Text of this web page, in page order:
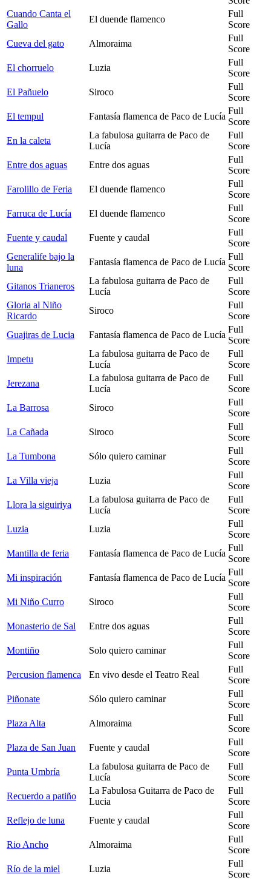
Cuando Canta el
Gallo
El duende flamenco
Full
Score
Cueva del gato
Almoraima
Full
Score
El chorruelo
Luzia
Full
Score
El Pañuelo
Siroco
Full
Score
El tempul
Fantasía flamenca de Paco de Lucía
Full
Score
En la caleta
La fabulosa guitarra de Paco de
Lucía
Full
Score
Entre dos aguas
Entre dos aguas
Full
Score
Farolillo de Feria
El duende flamenco
Full
Score
Farruca de Lucía
El duende flamenco
Full
Score
Fuente y caudal
Fuente y caudal
Full
Score
Generalife bajo la
luna
Fantasía flamenca de Paco de Lucía
Full
Score
Gitanos Trianeros
La fabulosa guitarra de Paco de
Lucía
Full
Score
Gloria al Niño
Ricardo
Siroco
Full
Score
Guajiras de Lucia
Fantasía flamenca de Paco de Lucía
Full
Score
Impetu
La fabulosa guitarra de Paco de
Lucía
Full
Score
Jerezana
La fabulosa guitarra de Paco de
Lucía
Full
Score
La Barrosa
Siroco
Full
Score
La Cañada
Siroco
Full
Score
La Tumbona
Sólo quiero caminar
Full
Score
La Villa vieja
Luzia
Full
Score
Llora la siguiriya
La fabulosa guitarra de Paco de
Lucía
Full
Score
Luzia
Luzia
Full
Score
Mantilla de feria
Fantasía flamenca de Paco de Lucía
Full
Score
Mi inspiración
Fantasía flamenca de Paco de Lucía
Full
Score
Mi Niño Curro
Siroco
Full
Score
Monasterio de Sal
Entre dos aguas
Full
Score
Montiño
Solo quiero caminar
Full
Score
Percusion flamenca
En vivo desde el Teatro Real
Full
Score
Piñonate
Sólo quiero caminar
Full
Score
Plaza Alta
Almoraima
Full
Score
Plaza de San Juan
Fuente y caudal
Full
Score
Punta Umbría
La fabulosa guitarra de Paco de
Lucía
Full
Score
Recuerdo a patiño
La Fabulosa Guitarra de Paco de
Lucia
Full
Score
Reflejo de luna
Fuente y caudal
Full
Score
Rio Ancho
Almoraima
Full
Score
Río de la miel
Luzia
Full
Score